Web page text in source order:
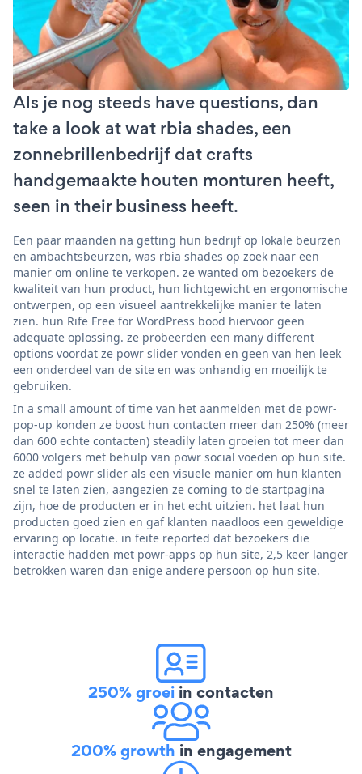
Als je nog steeds have questions, dan
take a look at wat rbia shades, een
zonnebrillenbedrijf dat crafts
handgemaakte houten monturen heeft,
seen in their business heeft.
Een paar maanden na getting hun bedrijf op lokale beurzen
en ambachtsbeurzen, was rbia shades op zoek naar een
manier om online te verkopen. ze wanted om bezoekers de
kwaliteit van hun product, hun lichtgewicht en ergonomische
ontwerpen, op een visueel aantrekkelijke manier te laten
zien. hun Rife Free for WordPress bood hiervoor geen
adequate oplossing. ze probeerden een many different
options voordat ze powr slider vonden en geen van hen leek
een onderdeel van de site en was onhandig en moeilijk te
gebruiken.
In a small amount of time van het aanmelden met de powr-
pop-up konden ze boost hun contacten meer dan 250% (meer
dan 600 echte contacten) steadily laten groeien tot meer dan
6000 volgers met behulp van powr social voeden op hun site.
ze added powr slider als een visuele manier om hun klanten
snel te laten zien, aangezien ze coming to de startpagina
zijn, hoe de producten er in het echt uitzien. het laat hun
producten goed zien en gaf klanten naadloos een geweldige
ervaring op locatie. in feite reported dat bezoekers die
interactie hadden met powr-apps op hun site, 2,5 keer langer
betrokken waren dan enige andere persoon op hun site.
250% groei in contacten
200% growth in engagement